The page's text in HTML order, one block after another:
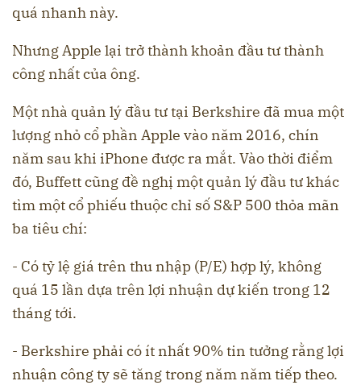
quá nhanh này.
Nhưng Apple lại trở thành khoản đầu tư thành
công nhất của ông.
Một nhà quản lý đầu tư tại Berkshire đã mua một
lượng nhỏ cổ phần Apple vào năm 2016, chín
năm sau khi iPhone được ra mắt. Vào thời điểm
đó, Buffett cũng đề nghị một quản lý đầu tư khác
tìm một cổ phiếu thuộc chỉ số S&P 500 thỏa mãn
ba tiêu chí:
- Có tỷ lệ giá trên thu nhập (P/E) hợp lý, không
quá 15 lần dựa trên lợi nhuận dự kiến trong 12
tháng tới.
- Berkshire phải có ít nhất 90% tin tưởng rằng lợi
nhuận công ty sẽ tăng trong năm năm tiếp theo.